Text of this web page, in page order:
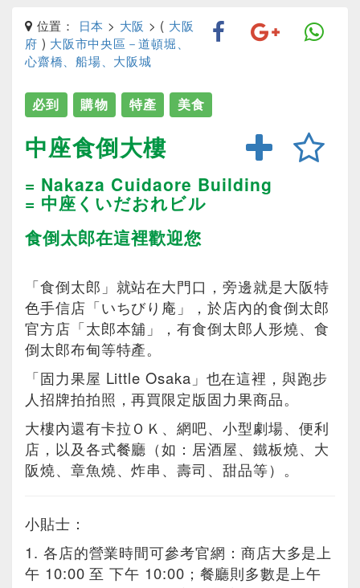
位置： 日本 > 大阪 > ( 大阪
府 ) 大阪市中央區－道頓堀、
心齋橋、船場、大阪城
必到 購物 特產 美食
中座食倒大樓
= Nakaza Cuidaore Building
= 中座くいだおれビル
食倒太郎在這裡歡迎您
「食倒太郎」就站在大門口，旁邊就是大阪特
色手信店「いちびり庵」，於店內的食倒太郎
官方店「太郎本舖」，有食倒太郎人形燒、食
倒太郎布甸等特產。
「固力果屋 Little Osaka」也在這裡，與跑步
人招牌拍拍照，再買限定版固力果商品。
大樓內還有卡拉ＯＫ、網吧、小型劇場、便利
店，以及各式餐廳（如：居酒屋、鐵板燒、大
阪燒、章魚燒、炸串、壽司、甜品等）。
小貼士：
1. 各店的營業時間可參考官網：商店大多是上
午 10:00 至 下午 10:00；餐廳則多數是上午